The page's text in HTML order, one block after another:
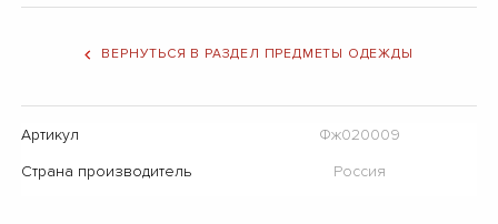
ВЕРНУТЬСЯ В РАЗДЕЛ ПРЕДМЕТЫ ОДЕЖДЫ
Артикул
Фж020009
Страна производитель
Россия